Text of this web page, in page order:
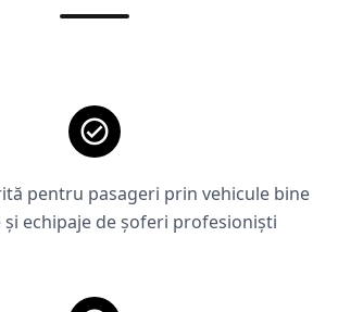
pentru pasageri prin vehicule bine
echipaje de șoferi profesioniști